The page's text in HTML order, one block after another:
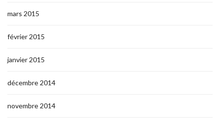
mars 2015
février 2015
janvier 2015
décembre 2014
novembre 2014